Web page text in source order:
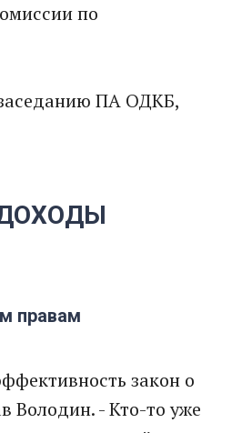
по
ПА ОДКБ,
правам
закон о
Володин. - Кто-то уже